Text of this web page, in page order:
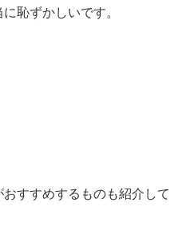
恥ずかしいです。
すすめするものも紹介して